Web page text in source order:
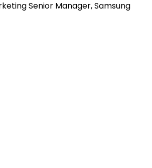
Senior Manager, Samsung